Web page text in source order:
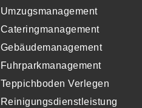
Umzugsmanagement
Cateringmanagement
Gebäudemanagement
Fuhrparkmanagement
Teppichboden Verlegen
Reinigungsdienstleistung